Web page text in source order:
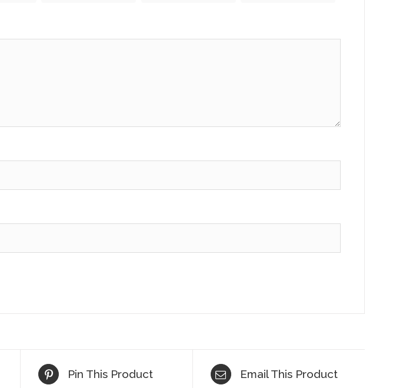
Pin This Product Email This Product